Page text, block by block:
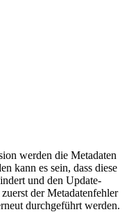
werden die Metadaten
kann es sein, dass diese
und den Update-
der Metadatenfehler
durchgeführt werden.